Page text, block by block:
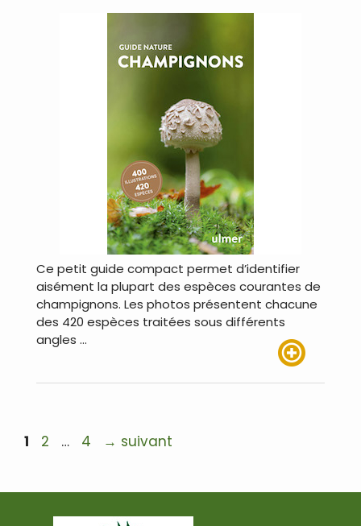
Ce petit guide compact permet d’identifier
aisément la plupart des espèces courantes de
champignons. Les photos présentent chacune
des 420 espèces traitées sous différents
angles …
Navigation
Page
1 Page
2 … Page
4 → suivant